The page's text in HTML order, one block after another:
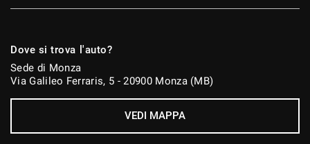
Trazione integrale
USB
Vetri oscurati
Dove si trova l'auto?
Sede di Monza
Via Galileo Ferraris, 5 - 20900 Monza (MB)
VEDI MAPPA